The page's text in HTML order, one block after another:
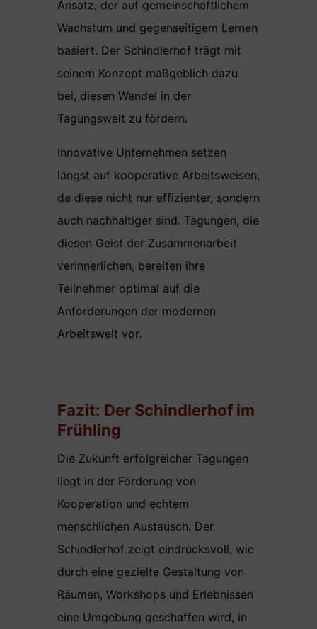
Ansatz, der auf gemeinschaftlichem
Wachstum und gegenseitigem Lernen
basiert. Der Schindlerhof trägt mit
seinem Konzept maßgeblich dazu
bei, diesen Wandel in der
Tagungswelt zu fördern.
Innovative Unternehmen setzen
längst auf kooperative Arbeitsweisen,
da diese nicht nur effizienter, sondern
auch nachhaltiger sind. Tagungen, die
diesen Geist der Zusammenarbeit
verinnerlichen, bereiten ihre
Teilnehmer optimal auf die
Anforderungen der modernen
Arbeitswelt vor.
Fazit: Der Schindlerhof im
Frühling
Die Zukunft erfolgreicher Tagungen
liegt in der Förderung von
Kooperation und echtem
menschlichen Austausch. Der
Schindlerhof zeigt eindrucksvoll, wie
durch eine gezielte Gestaltung von
Räumen, Workshops und Erlebnissen
eine Umgebung geschaffen wird, in